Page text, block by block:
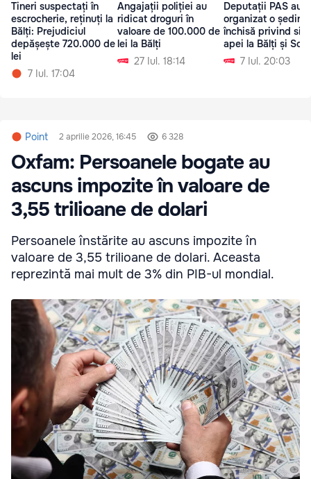
Tineri suspectați în
escrocherie, reținuți la
Bălți: Prejudiciul
depășește 720.000 de
lei
7 Iul. 17:04
Angajații poliției au
ridicat droguri în
valoare de 100.000 de
lei la Bălți
27 Iul. 18:14
Deputații PAS au
organizat o
închisă privind
apei la Bălți și
7 Iul. 20:03
Point 2 aprilie 2026, 16:45 6 328
Oxfam: Persoanele bogate au
ascuns impozite în valoare de
3,55 trilioane de dolari
Persoanele înstărite au ascuns impozite în
valoare de 3,55 trilioane de dolari. Aceasta
reprezintă mai mult de 3% din PIB-ul mondial.